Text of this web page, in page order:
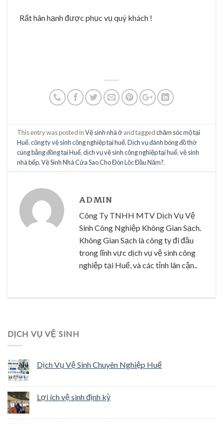
Rất hân hạnh được phục vụ quý khách !
This entry was posted inVệ sinh nhà ởand taggedchăm sóc mộ tại
Huế,công ty vệ sinh công nghiệp tại huế,Dịch vụ đánh bóng đồ thờ
cúng bằng đồng tại Huế,dịch vụ vệ sinh công nghiệp tại huế,vệ sinh
nhà bếp,Vệ Sinh Nhà Cửa Sao Cho Đón Lộc Đầu Năm?.
ADMIN
Công Ty TNHH MTV Dịch Vụ Vệ
Sinh Công Nghiệp Không Gian Sạch.
Không Gian Sạch là công ty đi đầu
trong lĩnh vực dịch vụ vệ sinh công
nghiệp tại Huế, và các tỉnh lân cận..
DỊCH VỤ VỆ SINH
Dịch Vụ Vệ Sinh Chuyên Nghiệp Huế
Lợi ích vệ sinh định kỳ